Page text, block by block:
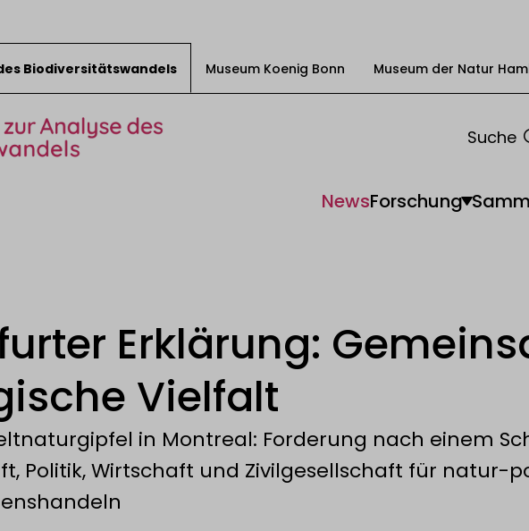
Biodiversitätswandels Museum Koenig Bonn Museum der Natur
NewsForschung
Suche
Erklärung:
Vielfalt
in Montreal: Forderung nach einem
Politik, Wirtschaft und Zivilgesellschaft für natur-